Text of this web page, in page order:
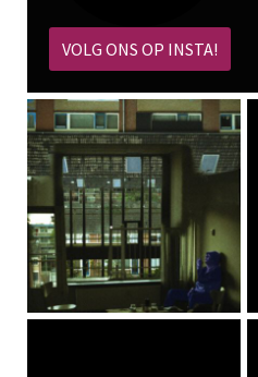
VOLG ONS OP INSTA!